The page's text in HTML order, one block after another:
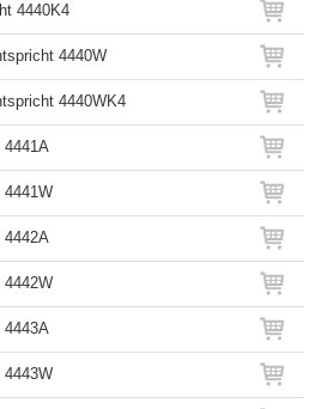
4440K4
4440W
4440WK4
4441A
4441W
4442A
4442W
4443A
4443W